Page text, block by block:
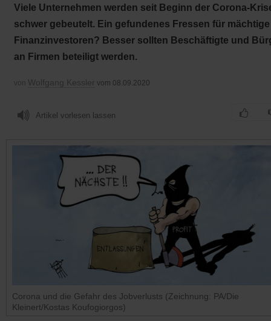
neuen
neuen
einem
neuen
Krieg und Frieden(Öffnet
in
einem
neuen
Tab)
Gott neu denken Krieg in der Ukraine
Flucht und Migration
Video-Podcast »Veranstaltungen«
Podcast »Veranstaltungen«
Schriftgröße ändern:
Viele Unternehmen werden seit Beginn der Corona-
schwer gebeutelt. Ein gefundenes Fressen für mächtige
Finanzinvestoren? Besser sollten Beschäftigte und
an Firmen beteiligt werden.
von Wolfgang Kessler vom 08.09.2020
Artikel vorlesen lassen
Corona und die Gefahr des Jobverlusts (Zeichnung: PA/Die
Kleinert/Kostas Koufogiorgos)